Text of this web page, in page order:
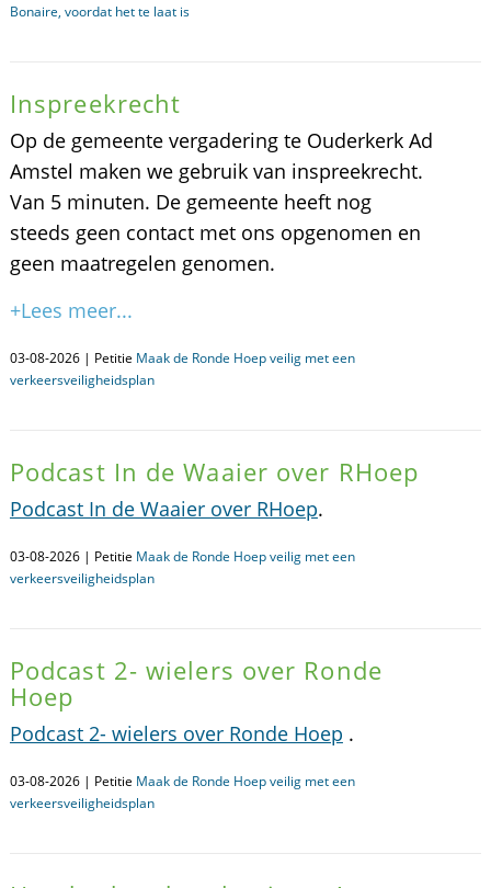
Bonaire, voordat het te laat is
Inspreekrecht
Op de gemeente vergadering te Ouderkerk Ad
Amstel maken we gebruik van inspreekrecht.
Van 5 minuten. De gemeente heeft nog
steeds geen contact met ons opgenomen en
geen maatregelen genomen.
+Lees meer...
03-08-2026 | Petitie Maak de Ronde Hoep veilig met een
verkeersveiligheidsplan
Podcast In de Waaier over RHoep
Podcast In de Waaier over RHoep.
03-08-2026 | Petitie Maak de Ronde Hoep veilig met een
verkeersveiligheidsplan
Podcast 2- wielers over Ronde
Hoep
Podcast 2- wielers over Ronde Hoep .
03-08-2026 | Petitie Maak de Ronde Hoep veilig met een
verkeersveiligheidsplan